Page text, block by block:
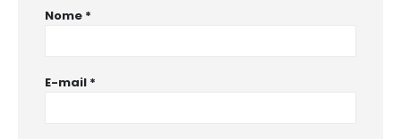
Nome *
E-mail *